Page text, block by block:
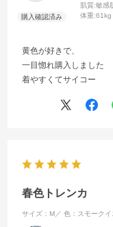
肌質:敏感
体重:61kg
黄色が好きで、
一目惚れ購入しました
着やすくてサイコー
春色トレンカ
サイズ：M／ 色：スモークイ